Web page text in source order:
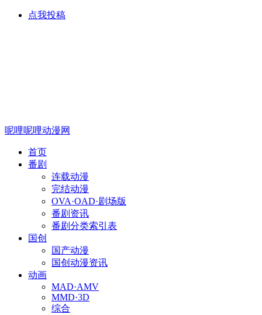
点我投稿
呢哩呢哩动漫网
首页
番剧
连载动漫
完结动漫
OVA·OAD·剧场版
番剧资讯
番剧分类索引表
国创
国产动漫
国创动漫资讯
动画
MAD·AMV
MMD·3D
综合